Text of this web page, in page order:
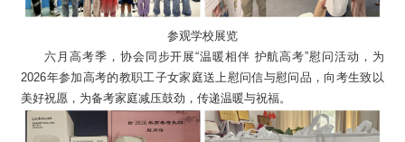
参观学校展览
六月高考季，协会同步开展“温暖相伴 护航高考”慰问活动，为
2026年参加高考的教职工子女家庭送上慰问信与慰问品，向考生致以
美好祝愿，为备考家庭减压鼓劲，传递温暖与祝福。